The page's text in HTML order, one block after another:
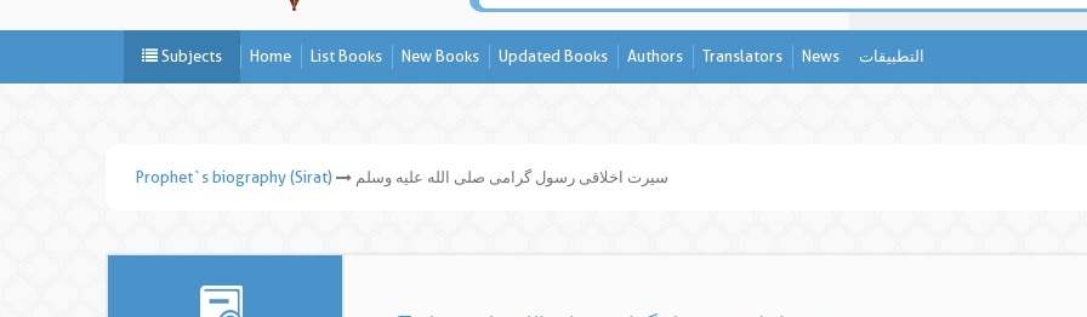
Subjects Home List Books New Books Updated Books Authors Translators News التطبيقات
Prophet`s biography (Sirat) سیرت اخلاقی رسول گرامی صلی الله علیه وسلم